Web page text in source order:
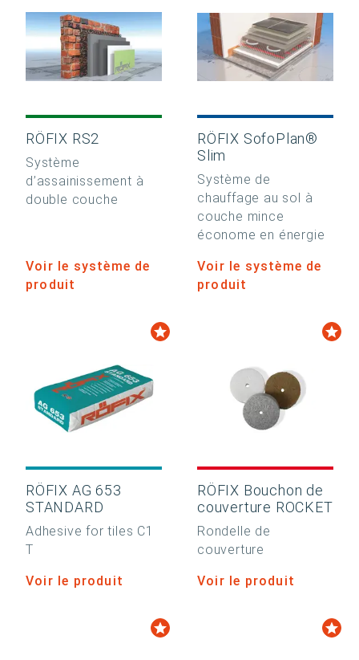
RÖFIX RS2
Système
d’assainissement à
double couche
Voir le système de
produit
RÖFIX SofoPlan®
Slim
Système de
chauffage au sol à
couche mince
économe en énergie
Voir le système de
produit
RÖFIX AG 653
STANDARD
Adhesive for tiles C1
T
Voir le produit
RÖFIX Bouchon de
couverture ROCKET
Rondelle de
couverture
Voir le produit